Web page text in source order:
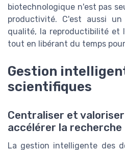
biotechnologique n'est pas
productivité. C'est aussi
qualité, la reproductibilité et
tout en libérant du temps
Gestion
scientifiques
Centraliser et
accélérer la recherche
La gestion intelligente des